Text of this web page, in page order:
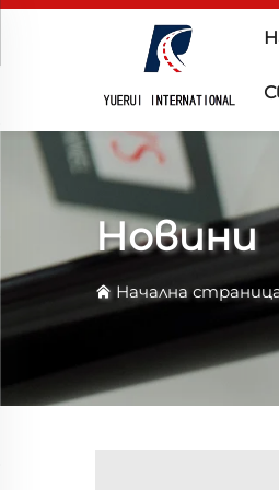
Новини
Начална